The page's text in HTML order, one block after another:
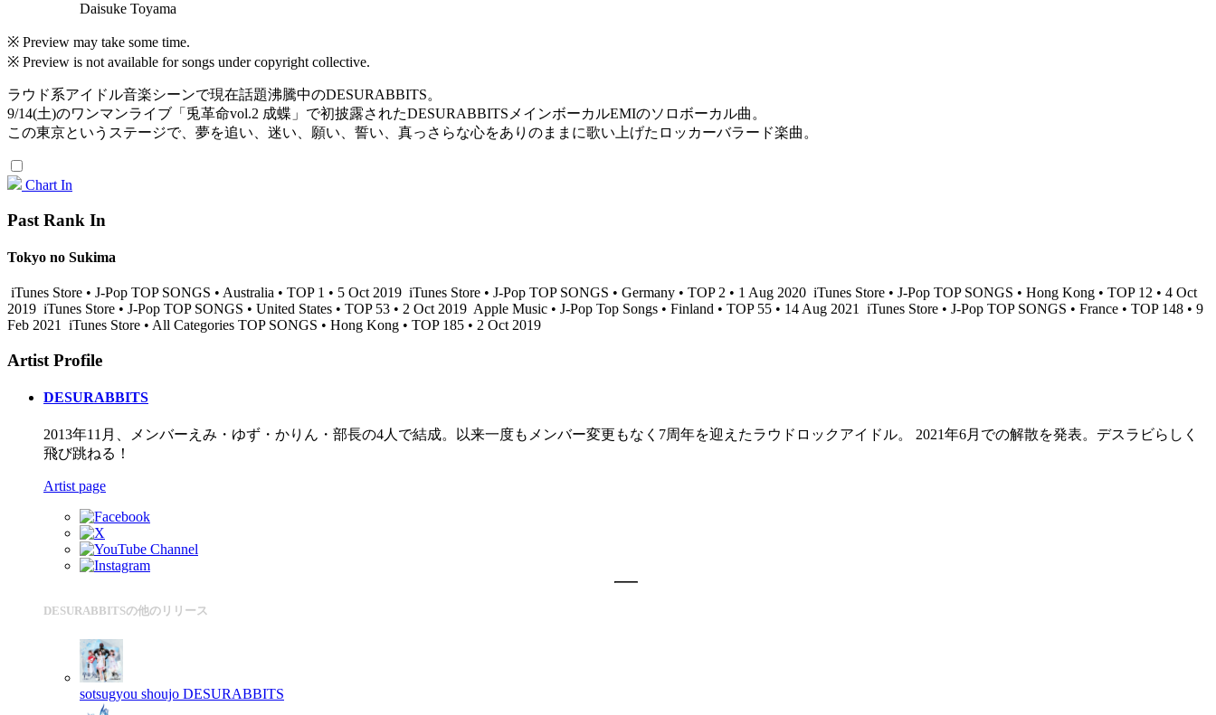
Daisuke Toyama
※ Preview may take some time.
※ Preview is not available for songs under copyright collective.
ラウド系アイドル音楽シーンで現在話題沸騰中のDESURABBITS。
9/14(土)のワンマンライブ「兎革命vol.2 成蝶」で初披露されたDESURABBITSメインボーカルEMIのソロボーカル曲。
この東京というステージで、夢を追い、迷い、願い、誓い、真っさらな心をありのままに歌い上げたロッカーバラード楽曲。
Chart In
Past Rank In
Tokyo no Sukima
iTunes Store • J-Pop TOP SONGS • Australia • TOP 1 • 5 Oct 2019 iTunes Store • J-Pop TOP SONGS • Germany • TOP 2 • 1 Aug 2020 iTunes Store • J-Pop TOP SONGS • Hong Kong • TOP 12 • 4 Oct
2019 iTunes Store • J-Pop TOP SONGS • United States • TOP 53 • 2 Oct 2019 Apple Music • J-Pop Top Songs • Finland • TOP 55 • 14 Aug 2021 iTunes Store • J-Pop TOP SONGS • France • TOP 148 • 9
Feb 2021 iTunes Store • All Categories TOP SONGS • Hong Kong • TOP 185 • 2 Oct 2019
Artist Profile
DESURABBITS
2013年11月、メンバーえみ・ゆず・かりん・部長の4人で結成。以来一度もメンバー変更もなく7周年を迎えたラウドロックアイドル。 2021年6月での解散を発表。デスラビらしく
飛び跳ねる！
Artist page
DESURABBITSの他のリリース
sotsugyou shoujo DESURABBITS